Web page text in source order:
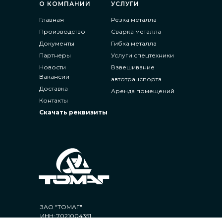
УСЛУГИ
Резка металла
Сварка металла
Гибка металла
Услуги спецтехники
Взвешивание
автотранспорта
Аренда помещений
О КОМПАНИИ
Главная
Производство
Документы
Партнеры
Новости
ЗАО "ТОМАГ"
ИНН: 7021004351
Вакансии
Доставка
Контакты
Скачать реквизиты